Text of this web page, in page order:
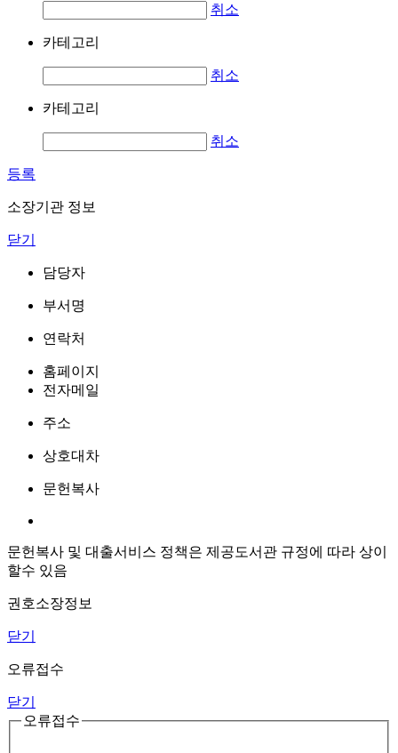
취소
카테고리
취소
카테고리
취소
등록
소장기관 정보
닫기
담당자
부서명
연락처
홈페이지
전자메일
주소
상호대차
문헌복사
문헌복사 및 대출서비스 정책은 제공도서관 규정에 따라 상이
할수 있음
권호소장정보
닫기
오류접수
닫기
오류접수